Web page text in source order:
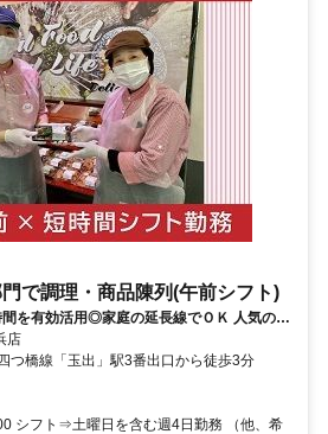
で調理・商品陳列(午前シフト)
を有効活用◎家庭の延長線でＯＫ 人気の惣
店
つ橋線「玉出」駅3番出口から徒歩3分
シフト⇒土曜日を含む週4日勤務 （他、希